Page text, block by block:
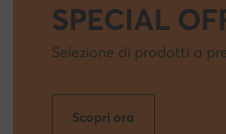
SPECIAL
Selezione di prodotti a
Scopri ora